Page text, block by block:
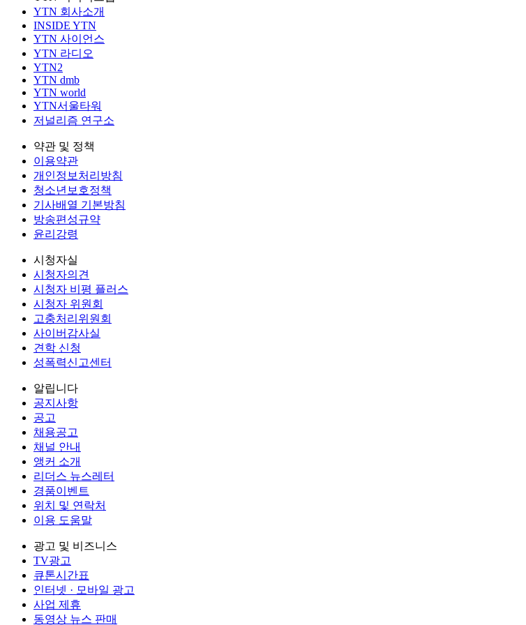
YTN 회사소개
INSIDE YTN
YTN 사이언스
YTN 라디오
YTN2
YTN dmb
YTN world
YTN서울타워
저널리즘 연구소
약관 및 정책
이용약관
개인정보처리방침
청소년보호정책
기사배열 기본방침
방송편성규약
윤리강령
시청자실
시청자의견
시청자 비평 플러스
시청자 위원회
고충처리위원회
사이버감사실
견학 신청
성폭력신고센터
알립니다
공지사항
공고
채용공고
채널 안내
앵커 소개
리더스 뉴스레터
경품이벤트
위치 및 연락처
이용 도움말
광고 및 비즈니스
TV광고
큐톤시간표
인터넷 · 모바일 광고
사업 제휴
동영상 뉴스 판매